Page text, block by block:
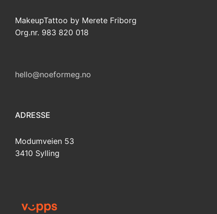
MakeupTattoo by Merete Friborg
Org.nr. 983 820 018
hello@noeformeg.no
ADRESSE
Modumveien 53
3410 Sylling